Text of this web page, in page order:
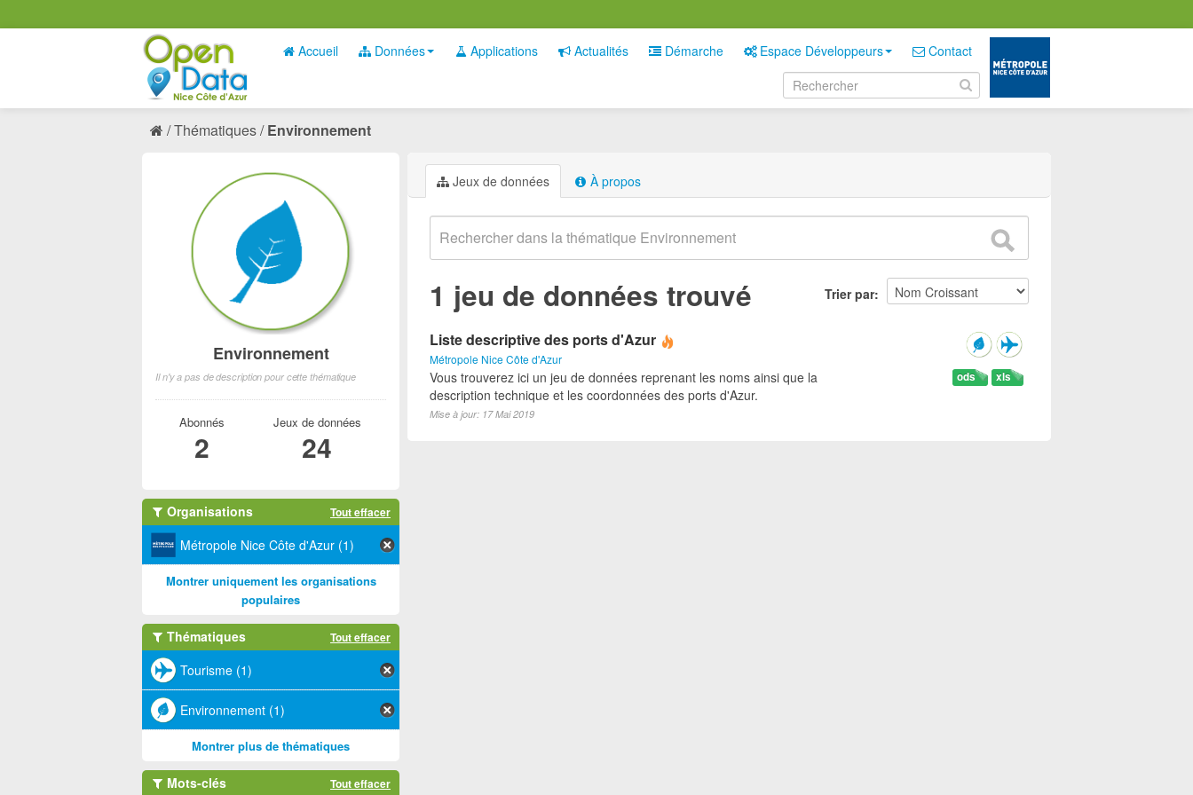
Accueil Données Applications Actualités Démarche Espace Développeurs Contact
Thématiques Environnement
Jeux de données À propos
Trier par
1 jeu de données trouvé
Liste descriptive des ports d'Azur
Métropole Nice Côte d'Azur
xls
ods
Vous trouverez ici un jeu de données reprenant les noms ainsi que la
description technique et les coordonnées des ports d'Azur.
Mise à jour: 17 Mai 2019
Environnement
Il n'y a pas de description pour cette thématique
Abonnés
2
Jeux de données
24
Organisations Tout effacer
Métropole Nice Côte d'Azur (1)
Montrer uniquement les organisations
populaires
Thématiques Tout effacer
Tourisme (1)
Environnement (1)
Montrer plus de thématiques
Mots-clés Tout effacer